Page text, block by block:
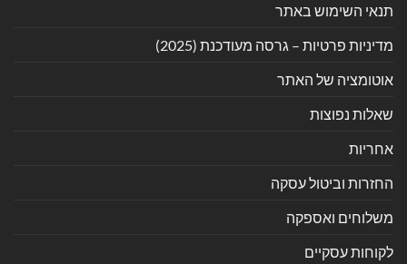
תנאי השימוש באתר
מדיניות פרטיות – גרסה מעודכנת (2025)
אוטומציה של האתר
שאלות נפוצות
אחריות
החזרות וביטול עסקה
משלוחים ואספקה
לקוחות עסקיים